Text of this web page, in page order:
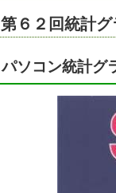
第６２回統計
パソコン統計